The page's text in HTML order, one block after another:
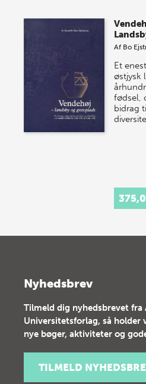
Af Bo
Et
østjysk
fødsel,
bidrag
Nyhedsbrev
Tilmeld dig nyhedsbrevet fra
Universitetsforlag, så holder
nye bøger, aktiviteter og
TILMELD